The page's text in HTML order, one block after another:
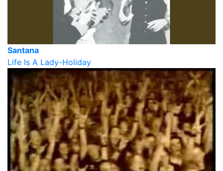
Santana
Life Is A Lady-Holiday